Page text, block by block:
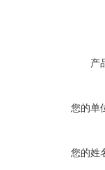
产
您的单
您的姓